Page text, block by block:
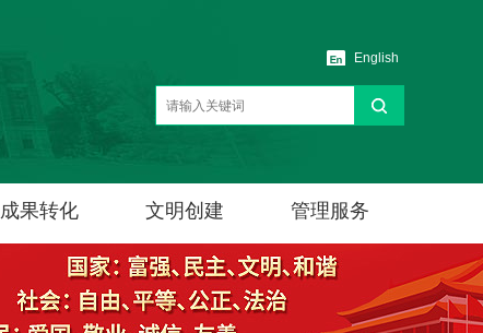
English
成果转化 文明创建 管理服务